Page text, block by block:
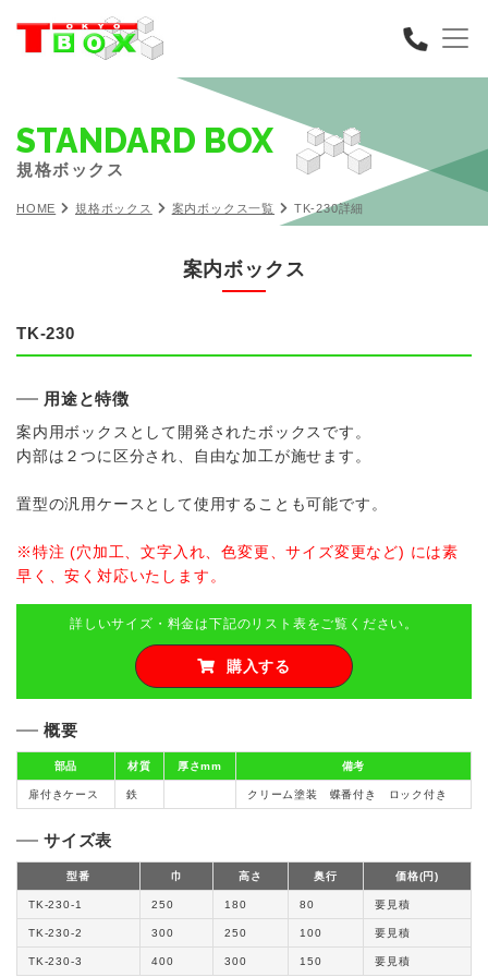
STANDARD BOX
規格ボックス
HOME 規格ボックス 案内ボックス一覧 TK-230詳細
案内ボックス
TK-230
用途と特徴
案内用ボックスとして開発されたボックスです。
内部は２つに区分され、自由な加工が施せます。
置型の汎用ケースとして使用することも可能です。
※特注 (穴加工、文字入れ、色変更、サイズ変更など) には素
早く、安く対応いたします。
詳しいサイズ・料金は下記のリスト表をご覧ください。
購入する
概要
部品 材質 厚さmm 備考
扉付きケース 鉄 クリーム塗装 蝶番付き ロック付き
サイズ表
型番 巾 高さ 奥行 価格(円)
TK-230-1 250 180 80 要見積
TK-230-2 300 250 100 要見積
TK-230-3 400 300 150 要見積